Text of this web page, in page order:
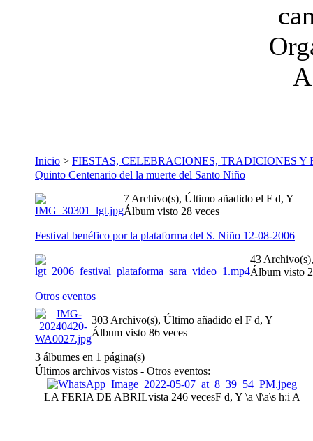
Inicio > FIESTAS, CELEBRACIONES, TRADICIONES Y
Quinto Centenario del la muerte del Santo Niño
7 Archivo(s), Último añadido el F d, Y
Álbum visto 28 veces
Festival benéfico por la plataforma del S. Niño 12-08-2006
43
Álbum visto
Otros eventos
303 Archivo(s), Último añadido el F d, Y
Álbum visto 86 veces
3 álbumes en 1 página(s)
Últimos archivos vistos - Otros eventos:
LA FERIA DE ABRILvista 246 vecesF d, Y \a \l\a\s h:i A